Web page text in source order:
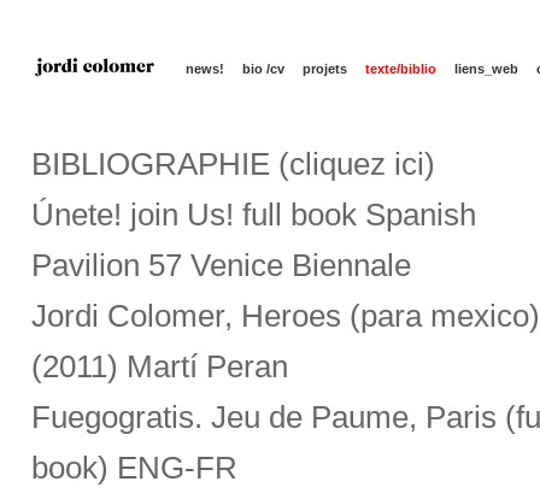
news! bio /cv projets texte/biblio liens_web
BIBLIOGRAPHIE (cliquez ici)
Únete! join Us! full book Spanish
Pavilion 57 Venice Biennale
Jordi Colomer, Heroes (para mexico)
(2011) Martí Peran
Fuegogratis. Jeu de Paume, Paris
book) ENG-FR